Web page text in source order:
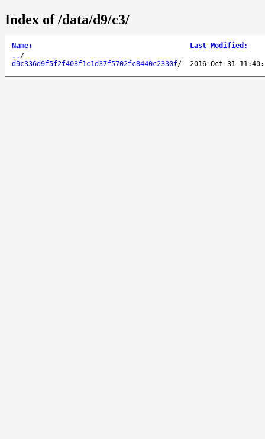
Index of /data/d9/c3/
Name↓ Last Modified :
.. /
d9c336d9f5f2f403f1c1d37f5702fc8440c2330f/ 2016-Oct-31